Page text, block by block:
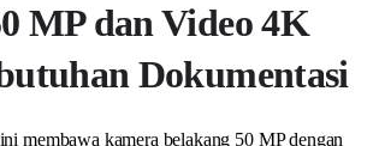
MP dan Video 4K
Dokumentasi
membawa kamera belakang 50 MP dengan